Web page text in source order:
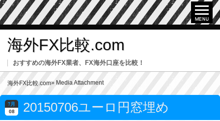
海外FX比較.com
おすすめの海外FX業者、FX海外口座を比較！
海外FX比較.com» Media Attachment
7月
08 20150706ユーロ円窓埋め